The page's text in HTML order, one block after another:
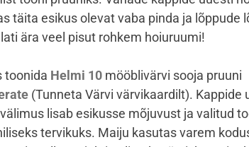
täita esikus olevat vaba pinda ja lõppude
ära veel pisut rohkem hoiuruumi!
toonida Helmi 10 mööblivärvi sooja pruuni
(Tunneta Värvi värvikaardilt). Kappide
lisab esikusse mõjuvust ja valitud
tervikuks. Maiju kasutas varem